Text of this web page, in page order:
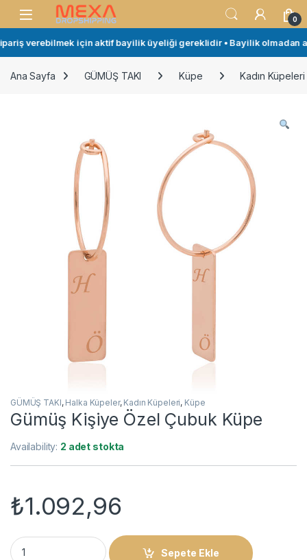
Skip to navigation
Skip to content
Open 0
verebilmek için aktif bayilik üyeliği gereklidir • Bayilik olmadan
Ana Sayfa GÜMÜŞ TAKI Küpe Kadın Küpeleri
GÜMÜŞ TAKI, Halka Küpeler, Kadın Küpeleri, Küpe
Gümüş Kişiye Özel Çubuk Küpe
Availability: 2 adet stokta
₺1.092,96
Gümüş Kişiye Özel Çubuk Küpe quantity
Sepete Ekle